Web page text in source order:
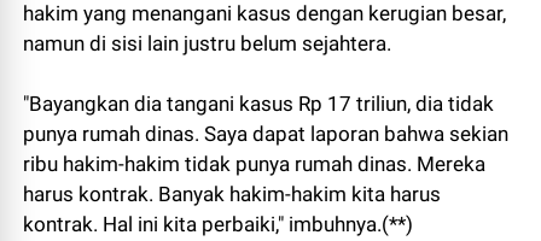
hakim yang menangani kasus dengan kerugian besar,
namun di sisi lain justru belum sejahtera.
"Bayangkan dia tangani kasus Rp 17 triliun, dia tidak
punya rumah dinas. Saya dapat laporan bahwa sekian
ribu hakim-hakim tidak punya rumah dinas. Mereka
harus kontrak. Banyak hakim-hakim kita harus
kontrak. Hal ini kita perbaiki," imbuhnya.(**)